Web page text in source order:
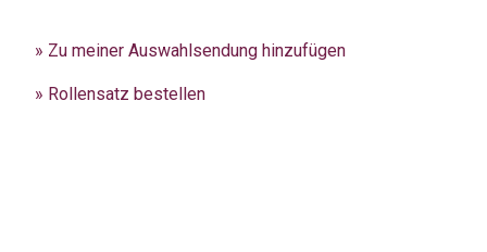
» Zu meiner Auswahlsendung hinzufügen
» Rollensatz bestellen